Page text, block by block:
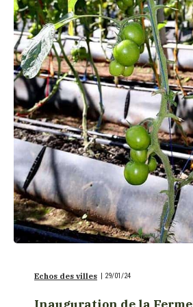
Echos des villes 29/01/24